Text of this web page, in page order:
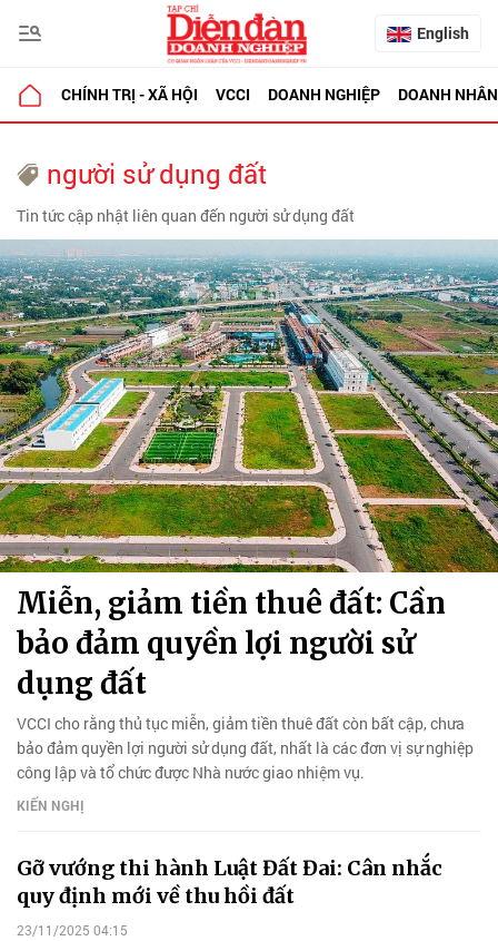
English
CHÍNH TRỊ - XÃ HỘI VCCI DOANH NGHIỆP DOANH NHÂN
người sử dụng đất
Tin tức cập nhật liên quan đến người sử dụng đất
Miễn, giảm tiền thuê đất: Cần
bảo đảm quyền lợi người sử
dụng đất
VCCI cho rằng thủ tục miễn, giảm tiền thuê đất còn bất cập, chưa
bảo đảm quyền lợi người sử dụng đất, nhất là các đơn vị sự nghiệp
công lập và tổ chức được Nhà nước giao nhiệm vụ.
KIẾN NGHỊ
Gỡ vướng thi hành Luật Đất Đai: Cân nhắc
quy định mới về thu hồi đất
23/11/2025 04:15